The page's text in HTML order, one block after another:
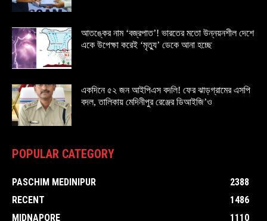
আতঙ্কের নাম ‘বজ্রপাত’! ভারতের মতো উন্নয়নশীল দেশে
একে উপেক্ষা করেই ‘মৃত্যু’ ডেকে আনা হচ্ছে
একদিনে ৫২ জন আইপিএস বদলি! ফের ঝাড়গ্রামের এসপি
বদল, তালিকায় মেদিনীপুর রেঞ্জের ডিআইজি’ও
POPULAR CATEGORY
PASCHIM MEDINIPUR
2388
RECENT
1486
MIDNAPORE
1110